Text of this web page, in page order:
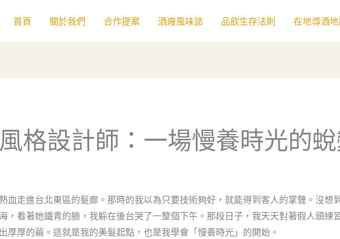
首頁 關於我們 合作提案 酒廠風味誌 品飲生存法則 在地尋酒地
格設計師：一場慢養時光的
血走進台北東區的髮廊。那時的我以為只要技術夠好，就能得到客人的掌聲。沒想
看著她鐵青的臉，我躲在後台哭了一整個下午。那段日子，我天天對著假人頭練
厚厚的繭。這就是我的美髮起點，也是我學會「慢養時光」的開始。